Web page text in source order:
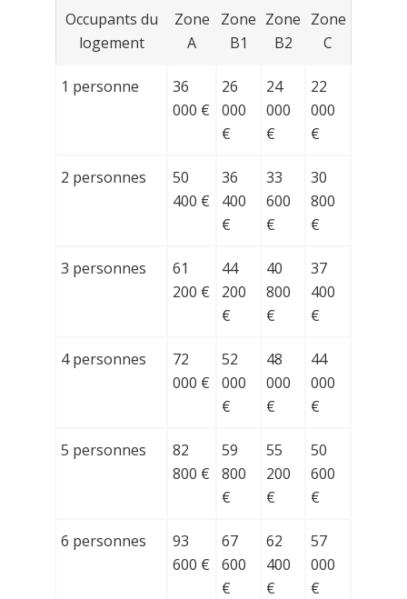
Occupants du
logement
Zone
A
Zone
B1
Zone
B2
Zone
C
1 personne
36
000 €
26
000
€
24
000
€
22
000
€
2 personnes
50
400 €
36
400
€
33
600
€
30
800
€
3 personnes
61
200 €
44
200
€
40
800
€
37
400
€
4 personnes
72
000 €
52
000
€
48
000
€
44
000
€
5 personnes
82
800 €
59
800
€
55
200
€
50
600
€
6 personnes
93
600 €
67
600
€
62
400
€
57
000
€